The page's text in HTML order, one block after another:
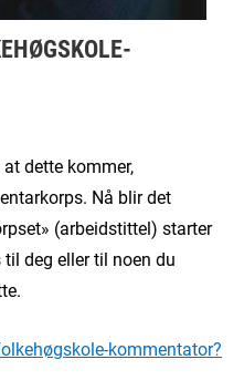
dette kommer,
Nå blir det
(arbeidstittel) starter
deg eller til noen du
kommentator?